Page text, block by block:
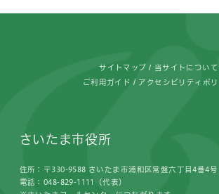
サイトマップ 当サイトについて
ご利用ガイド アクセシビリティポ
さいたま市役所
住所：〒330-9588 さいたま市浦和区常盤六丁目4番4号
電話：048-829-1111（代表）